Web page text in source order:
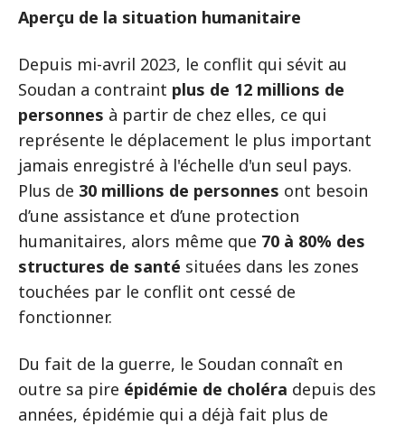
Aperçu de la situation humanitaire
Depuis mi-avril 2023, le conflit qui sévit au
Soudan a contraint plus de 12 millions de
personnes à partir de chez elles, ce qui
représente le déplacement le plus important
jamais enregistré à l'échelle d'un seul pays.
Plus de 30 millions de personnes ont besoin
d’une assistance et d’une protection
humanitaires, alors même que 70 à 80% des
structures de santé situées dans les zones
touchées par le conflit ont cessé de
fonctionner.
Du fait de la guerre, le Soudan connaît en
outre sa pire épidémie de choléra depuis des
années, épidémie qui a déjà fait plus de